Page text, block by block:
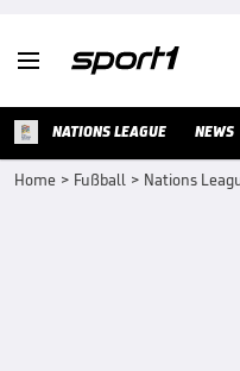

NATIONS LEAGUE NEWS
Home > Fußball > Nations